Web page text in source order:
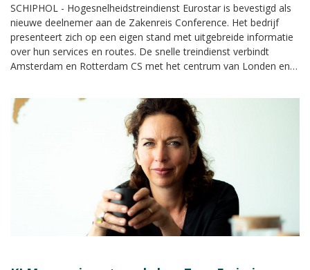
SCHIPHOL - Hogesnelheidstreindienst Eurostar is bevestigd als
nieuwe deelnemer aan de Zakenreis Conference. Het bedrijf
presenteert zich op een eigen stand met uitgebreide informatie
over hun services en routes. De snelle treindienst verbindt
Amsterdam en Rotterdam CS met het centrum van Londen en